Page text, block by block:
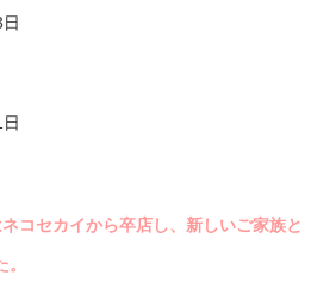
ネコセカイから卒店し、新しいご家族と